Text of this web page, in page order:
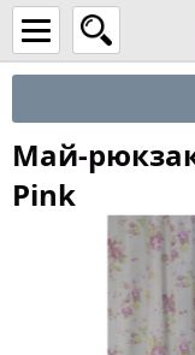
Май-
Pink